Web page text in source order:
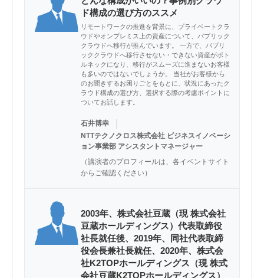
ド構成の選び方のススメ
リモートワークの推進を背景に、プライベートクラ
ウドやオンプレミス上の資産について、パブリック
クラウドへ移行が推んでいます。 一方で、パブリ
ッククラウドへ移行させない・できない資産がボト
ルネックになり、移行がスムーズに進まないお客様
も多いのではないでしょうか。 当社がお客様から
のお聞きするお困りごとをもとに、状況にあったク
ラウド構成の選び方、選択する際の考慮ポイントに
ついてお話します。
石井博幸
NTTテクノクロス株式会社 ビジネスイノベーシ
ョン事業部 アシスタントマネージャー
（講演者のプロフィールは、各イベントサイト
からご確認ください）
2003年、株式会社豆蔵（現 株式会社
豆蔵ホールディングス）代表取締役
社長就任後、2019年、同社代表取締
役会長兼社長就任、2020年、株式会
社K2TOPホールディングス（現 株式
会社豆蔵K2TOPホールディングス）